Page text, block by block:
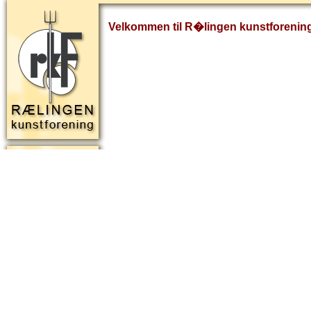
Velkommen til R�lingen